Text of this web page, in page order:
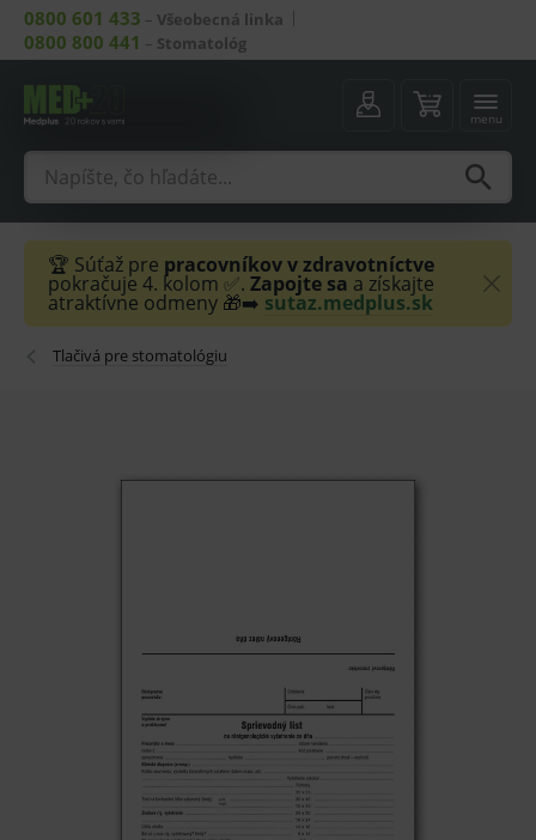
0800 601 433 – Všeobecná linka
0800 800 441 – Stomatológ
menu
🏆 Súťaž pre pracovníkov v zdravotníctve
pokračuje 4. kolom ✅. Zapojte sa a získajte
atraktívne odmeny 🎁➡️ sutaz.medplus.sk
Tlačivá pre stomatológiu